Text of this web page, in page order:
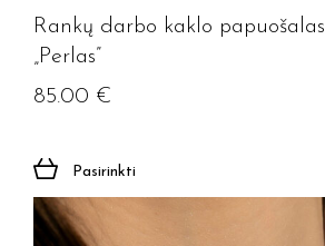
Rankų darbo kaklo papuošalas
„Perlas”
85.00 €
Pasirinkti